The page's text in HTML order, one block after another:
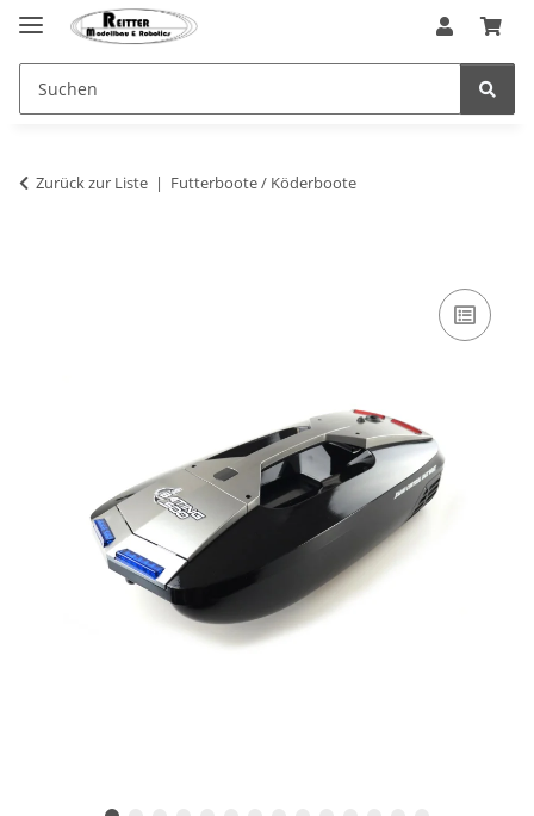
Zurück zur Liste Futterboote / Köderboote